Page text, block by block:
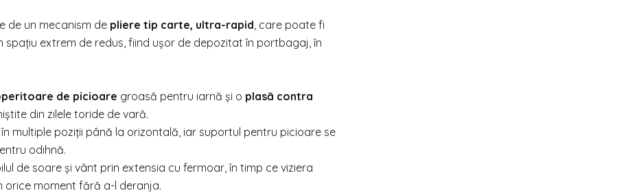
de un mecanism de pliere tip carte, ultra-rapid, care poate fi
extrem de redus, fiind ușor de depozitat în portbagaj, în
de picioare groasă pentru iarnă și o plasă contra
din zilele toride de vară.
multiple poziții până la orizontală, iar suportul pentru picioare se
odihnă.
de soare și vânt prin extensia cu fermoar, în timp ce viziera
orice moment fără a-l deranja.